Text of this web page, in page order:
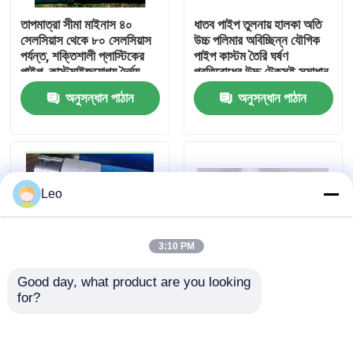
আমাদের সম্পর্কে
কারখানা ভ্রমণ
আমাদের সাথে যোগাযোগ করুন
উদ্ধৃতির জন্য আবেদন
তাপমাত্রা সীমা মাইনাস ৪০
সেলসিয়াস থেকে ৮০ সেলসিয়াস
পর্যন্ত, শক্তিশালী প্লাস্টিকের
পাইপ, কাস্টমাইজযোগ্য দৈর্ঘ্য,
তেল, গ্যাস এবং জল বিতরণ
নেটওয়ার্কের জন্য উপযুক্ত
অনুসন্ধান পাঠান
ধাতব পাইপ তুলনায় হালকা অতি
উচ্চ পলিমার অবিচ্ছিন্ন যৌগিক
পাইপ কাস্টম তৈরি ঘর্ষণ
প্রতিরোধের উচ্চ টেকসই সমাধান
অনুসন্ধান পাঠান
তাপমাত্রা সীমা মাইনাস ৪০
Leo
3:10 PM
Good day, what product are you looking
for?